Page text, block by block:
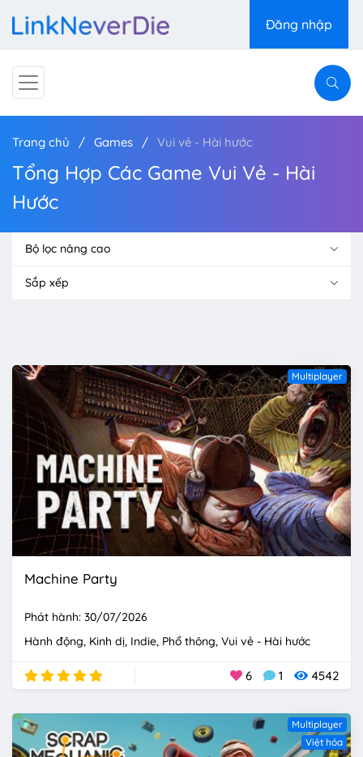
Đăng nhập
Trang chủ Games Vui vẻ - Hài hước
Tổng Hợp Các Game Vui Vẻ - Hài
Hước
Bộ lọc nâng cao
Sắp xếp
Multiplayer
Machine Party
Phát hành: 30/07/2026
Hành động Kinh dị Indie Phổ thông Vui vẻ - Hài hước
6 1 4542
Multiplayer
Việt hóa